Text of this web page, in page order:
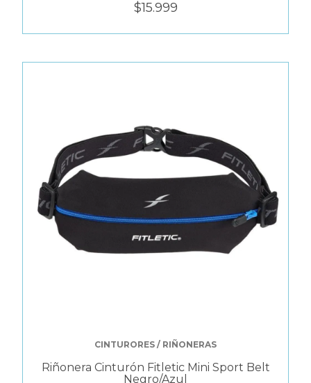
$15.999
CINTURORES / RIÑONERAS
Riñonera Cinturón Fitletic Mini Sport Belt
Negro/Azul